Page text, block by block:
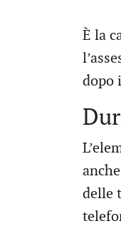
È la
dopo
delle